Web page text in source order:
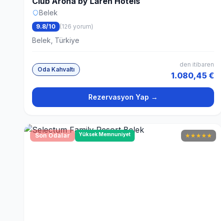
Belek
9.8/10 (126 yorum)
Belek, Türkiye
Oda Kahvaltı
den itibaren
1.080,45 €
Rezervasyon Yap →
Son Odalar Yüksek Memnuniyet ★★★★★